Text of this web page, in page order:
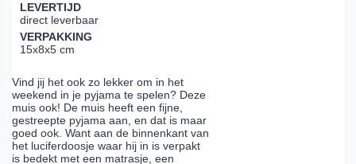
LEVERTIJD
direct leverbaar
VERPAKKING
15x8x5 cm
Vind jij het ook zo lekker om in het
weekend in je pyjama te spelen? Deze
muis ook! De muis heeft een fijne,
gestreepte pyjama aan, en dat is maar
goed ook. Want aan de binnenkant van
het luciferdoosje waar hij in is verpakt
is bedekt met een matrasje, een